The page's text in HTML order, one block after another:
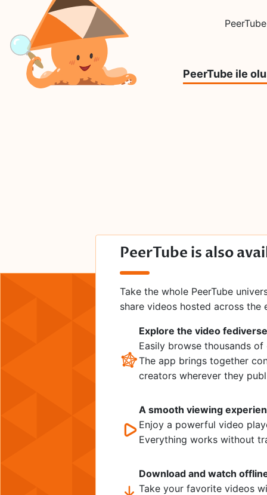
PeerTube ile
PeerTube is also
Take the whole PeerTube
share videos hosted across
Explore the video fediverse
Easily browse thousands
The app brings together
creators wherever they
A smooth viewing
Enjoy a powerful video
Everything works without
Download and watch
Take your favorite videos